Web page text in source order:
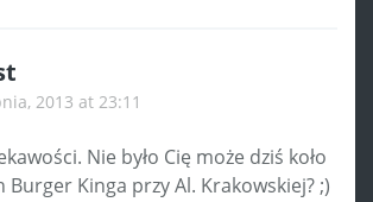
2013 at 23:11
Nie było Cię może dziś koło
Burger Kinga przy Al. Krakowskiej? ;)